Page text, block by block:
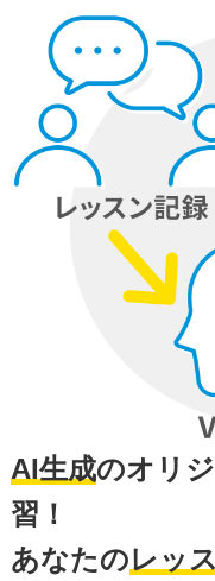
AI生成のオリ
習！
あなたのレッ